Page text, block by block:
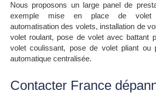
Nous proposons un large panel de
exemple mise en place de volet
automatisation des volets, installation de
volet roulant, pose de volet avec battant
volet coulissant, pose de volet pliant ou
automatique centralisée.
Contacter France